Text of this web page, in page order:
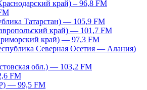
край) – 96,8 FM
Татарстан) — 105,9 FM
край) — 101,7 FM
край) — 97,3 FM
Северная Осетия — Алания)
обл.) — 103,2 FM
FM
— 99,5 FM